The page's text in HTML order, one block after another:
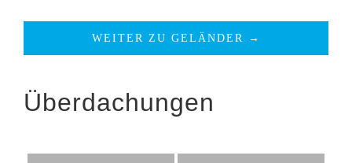
WEITER ZU GELÄNDER →
Überdachungen